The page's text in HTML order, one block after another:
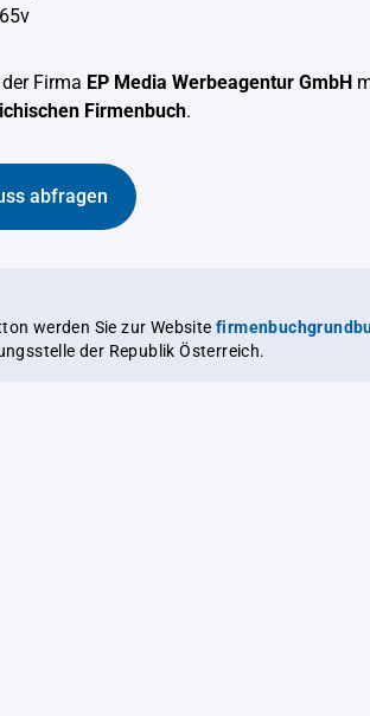
der Firma EP Media Werbeagentur GmbH
Firmenbuch.
abfragen
werden Sie zur Website
der Republik Österreich.